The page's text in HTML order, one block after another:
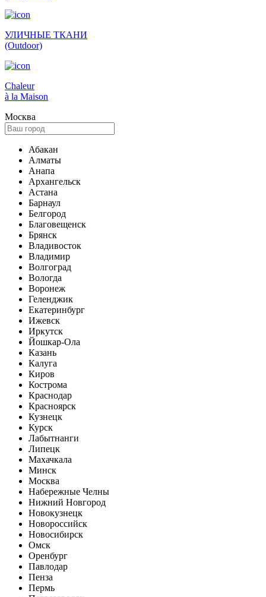
УЛИЧНЫЕ ТКАНИ
(Outdoor)
Сhaleur
à la Maison
Москва
Абакан
Алматы
Анапа
Архангельск
Астана
Барнаул
Белгород
Благовещенск
Брянск
Владивосток
Владимир
Волгоград
Вологда
Воронеж
Геленджик
Екатеринбург
Ижевск
Иркутск
Йошкар-Ола
Казань
Калуга
Киров
Кострома
Краснодар
Красноярск
Кузнецк
Курск
Лабытнанги
Липецк
Махачкала
Минск
Москва
Набережные Челны
Нижний Новгород
Новокузнецк
Новороссийск
Новосибирск
Омск
Оренбург
Павлодар
Пенза
Пермь